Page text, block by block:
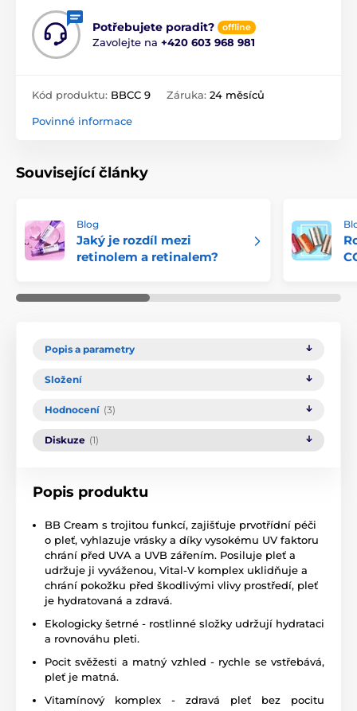
Potřebujete poradit? offline
Zavolejte na +420 603 968 981
Kód produktu: BBCC 9 Záruka: 24 měsíců
Povinné informace
Související články
Blog
Jaký je rozdíl mezi
retinolem a retinalem?
Popis a parametry
Složení
Hodnocení (3)
Diskuze (1)
Popis produktu
BB Cream s trojitou funkcí, zajišťuje prvotřídní péči
o pleť, vyhlazuje vrásky a díky vysokému UV faktoru
chrání před UVA a UVB zářením. Posiluje pleť a
udržuje ji vyváženou, Vital-V komplex uklidňuje a
chrání pokožku před škodlivými vlivy prostředí, pleť
je hydratovaná a zdravá.
Ekologicky šetrné - rostlinné složky udržují hydrataci
a rovnováhu pleti.
Pocit svěžesti a matný vzhled - rychle se vstřebává,
pleť je matná.
Vitamínový komplex - zdravá pleť bez pocitu